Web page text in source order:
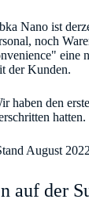
Nano ist
noch
eine
der Kunden.
haben den
August 2022
auf der